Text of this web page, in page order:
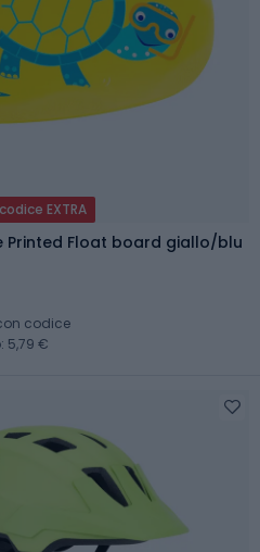
EXTRA
Printed Float board giallo/blu
codice
5,79 €